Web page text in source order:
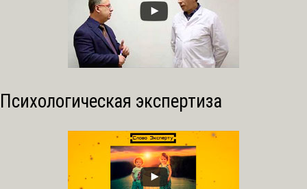
Психологическая экспертиза